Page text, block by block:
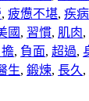
, 疲憊不堪, 疾病
國 , 習慣, 肌肉,
, 負面, 超過,
生, 鍛煉, 長久,